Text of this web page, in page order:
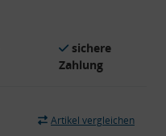
sichere
Zahlung
Artikel vergleichen